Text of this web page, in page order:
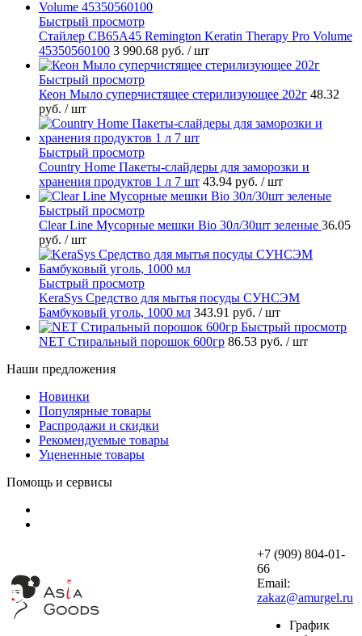
Быстрый просмотр
Стайлер CB65A45 Remington Keratin Therapy Pro Volume
45350560100 3 990.68 руб. / шт
Быстрый просмотр
Кеон Мыло суперчистящее стерилизующее 202г 48.32
руб. / шт
Быстрый просмотр
Country Home Пакеты-слайдеры для заморозки и
хранения продуктов 1 л 7 шт 43.94 руб. / шт
Быстрый просмотр
Clear Line Мусорные мешки Bio 30л/30шт зеленые 36.05
руб. / шт
Быстрый просмотр
KeraSys Средство для мытья посуды СУНСЭМ
Бамбуковый уголь, 1000 мл 343.91 руб. / шт
Быстрый просмотр
NET Стиральный порошок 600гр 86.53 руб. / шт
Наши предложения
Новинки
Популярные товары
Распродажи и скидки
Рекомендуемые товары
Уцененные товары
Помощь и сервисы
+7 (909) 804-01-
66
Email:
zakaz@amurgel.ru
График